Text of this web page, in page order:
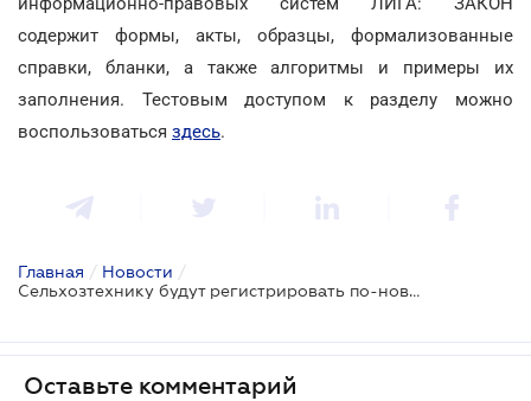
содержит формы, акты, образцы, формализованные
справки, бланки, а также алгоритмы и примеры их
заполнения. Тестовым доступом к разделу можно
воспользоваться здесь.
Главная / Новости /
Сельхозтехнику будут регистрировать по-новому
Оставьте комментарий